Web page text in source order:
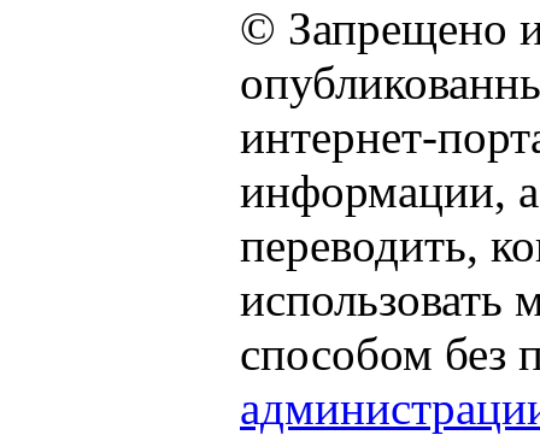
© Запрещено
интернет-
информации, а
переводить,
способом без